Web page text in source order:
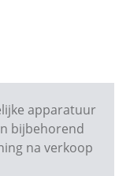
apparatuur
bijbehorend
na verkoop